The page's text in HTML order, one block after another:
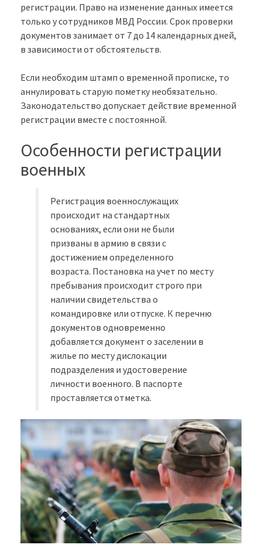
регистрации. Право на изменение данных имеется
только у сотрудников МВД России. Срок проверки
документов занимает от 7 до 14 календарных дней,
в зависимости от обстоятельств.
Если необходим штамп о временной прописке, то
аннулировать старую пометку необязательно.
Законодательство допускает действие временной
регистрации вместе с постоянной.
Особенности регистрации
военных
Регистрация военнослужащих
происходит на стандартных
основаниях, если они не были
призваны в армию в связи с
достижением определенного
возраста. Постановка на учет по месту
пребывания происходит строго при
наличии свидетельства о
командировке или отпуске. К перечню
документов одновременно
добавляется документ о заселении в
жилье по месту дислокации
подразделения и удостоверение
личности военного. В паспорте
проставляется отметка.